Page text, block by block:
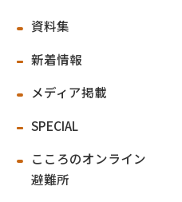
資料集
新着情報
メディア掲載
SPECIAL
こころのオンライン
避難所